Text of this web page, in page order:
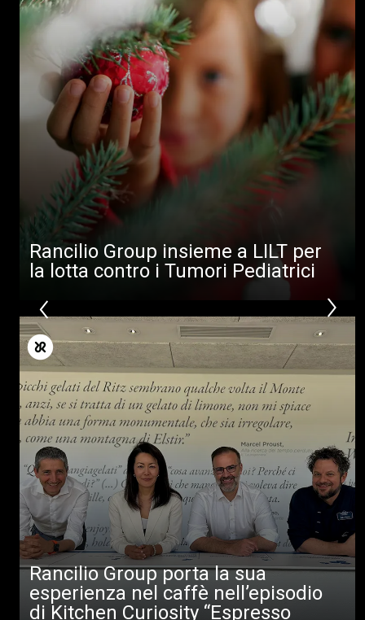
Rancilio Group insieme a LILT per
la lotta contro i Tumori Pediatrici
Rancilio Group porta la sua
esperienza nel caffè nell’episodio
di Kitchen Curiosity “Espresso